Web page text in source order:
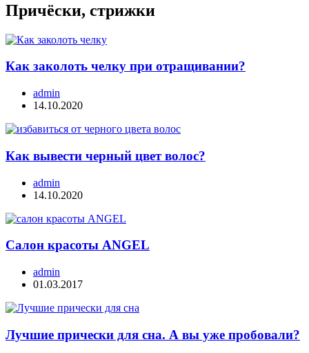
Причёски, стрижки
Как заколоть челку при отращивании?
admin
14.10.2020
Как вывести черный цвет волос?
admin
14.10.2020
Салон красоты ANGEL
admin
01.03.2017
Лучшие прически для сна. А вы уже пробовали?